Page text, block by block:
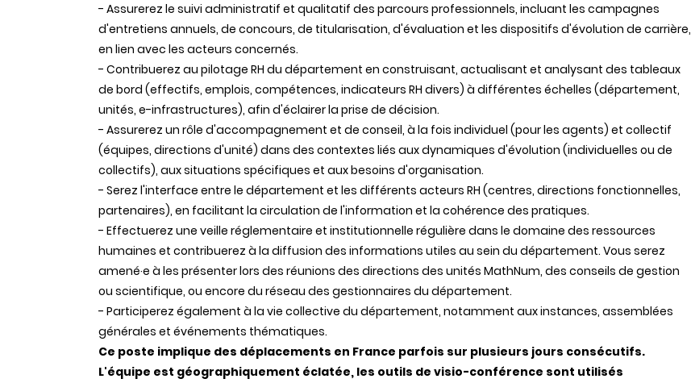
- Assurerez le suivi administratif et qualitatif des parcours professionnels, incluant les campagnes
d'entretiens annuels, de concours, de titularisation, d'évaluation et les dispositifs d'évolution de carrière,
en lien avec les acteurs concernés.
- Contribuerez au pilotage RH du département en construisant, actualisant et analysant des tableaux
de bord (effectifs, emplois, compétences, indicateurs RH divers) à différentes échelles (département,
unités, e-infrastructures), afin d'éclairer la prise de décision.
- Assurerez un rôle d'accompagnement et de conseil, à la fois individuel (pour les agents) et collectif
(équipes, directions d'unité) dans des contextes liés aux dynamiques d'évolution (individuelles ou de
collectifs), aux situations spécifiques et aux besoins d'organisation.
- Serez l'interface entre le département et les différents acteurs RH (centres, directions fonctionnelles,
partenaires), en facilitant la circulation de l'information et la cohérence des pratiques.
- Effectuerez une veille réglementaire et institutionnelle régulière dans le domaine des ressources
humaines et contribuerez à la diffusion des informations utiles au sein du département. Vous serez
amené·e à les présenter lors des réunions des directions des unités MathNum, des conseils de gestion
ou scientifique, ou encore du réseau des gestionnaires du département.
- Participerez également à la vie collective du département, notamment aux instances, assemblées
générales et événements thématiques.
Ce poste implique des déplacements en France parfois sur plusieurs jours consécutifs.
L'équipe est géographiquement éclatée, les outils de visio-conférence sont utilisés